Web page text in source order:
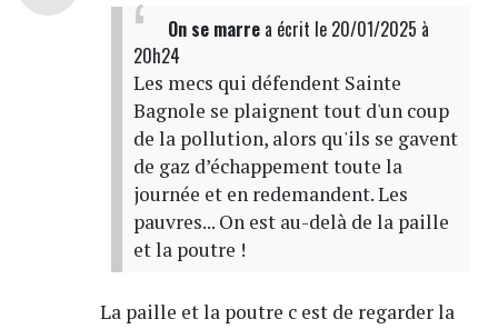
On se marrea écrit le 20/01/2025 à
20h24
Les mecs qui défendent Sainte
Bagnole se plaignent tout d'un coup
de la pollution, alors qu'ils se gavent
de gaz d’échappement toute la
journée et en redemandent. Les
pauvres... On est au-delà de la paille
et la poutre !
La paille et la poutre c est de regarder la